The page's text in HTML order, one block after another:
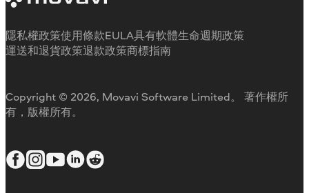
退款
為何要選擇我們
工作用
Copyright © 2026, Movavi Software Limited。 著作權所
有，版權所有。
隱私權政策使用條款EULA具有軟體生命週期政策
運送和退貨政策退款政策商標指南